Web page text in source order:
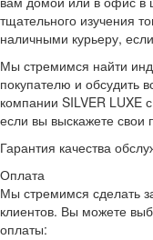
тщательного изучения
наличными курьеру,
Мы стремимся найти
покупателю и обсудить
компании SILVER LUXE
если вы выскажете свои
Гарантия качества
Оплата
Мы стремимся сделать
клиентов. Вы можете
оплаты: